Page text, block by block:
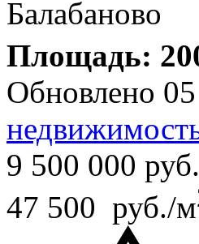
Балабаново
Площадь:
Обновлено
9 500 000 руб.
47 500 руб./м